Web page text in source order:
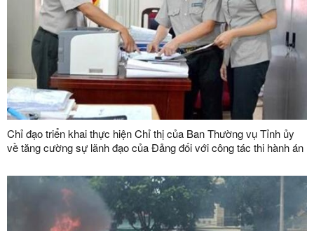
Chỉ đạo triển khai thực hiện Chỉ thị của Ban Thường vụ Tỉnh ủy
về tăng cường sự lãnh đạo của Đảng đối với công tác thi hành án